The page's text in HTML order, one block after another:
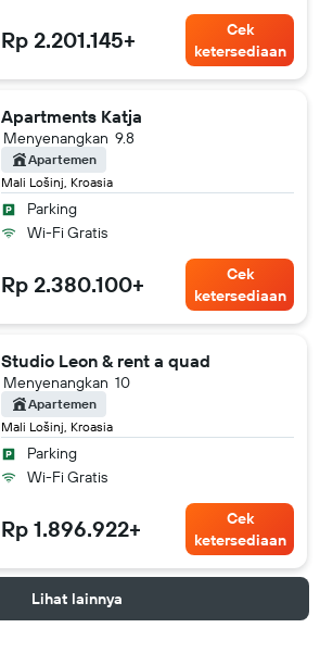
Rp 2.201.145+
Cek
ketersediaan
Apartments Katja
Mali Lošinj, Kroasia
9.8
Menyenangkan
Apartemen
Parking
Wi-Fi Gratis
Rp 2.380.100+
Cek
ketersediaan
Studio Leon & rent a quad
Mali Lošinj, Kroasia
10
Menyenangkan
Apartemen
Parking
Wi-Fi Gratis
Rp 1.896.922+
Cek
ketersediaan
Lihat lainnya